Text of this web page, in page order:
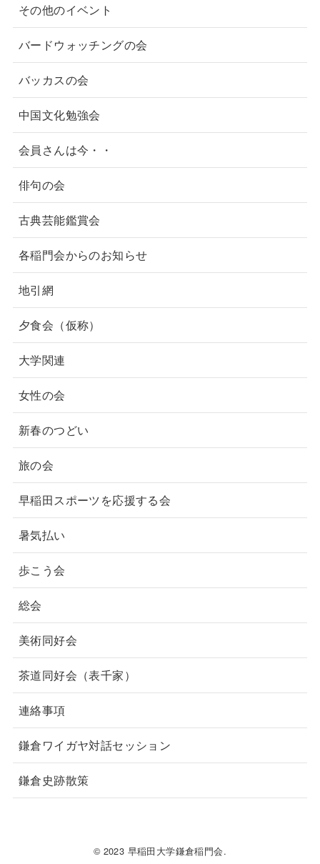
その他のイベント
バードウォッチングの会
バッカスの会
中国文化勉強会
会員さんは今・・
俳句の会
古典芸能鑑賞会
各稲門会からのお知らせ
地引網
夕食会（仮称）
大学関連
女性の会
新春のつどい
旅の会
早稲田スポーツを応援する会
暑気払い
歩こう会
総会
美術同好会
茶道同好会（表千家）
連絡事項
鎌倉ワイガヤ対話セッション
鎌倉史跡散策
© 2023 早稲田大学鎌倉稲門会.